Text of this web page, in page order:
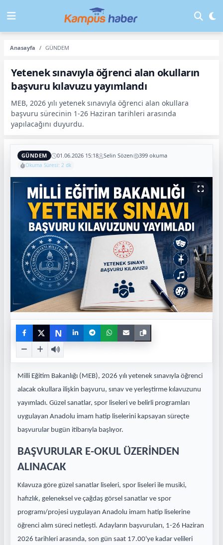
Anasayfa GÜNDEM
Yetenek sınavıyla öğrenci alan okulların
başvuru kılavuzu yayımlandı
MEB, 2026 yılı yetenek sınavıyla öğrenci alan okullara
başvuru sürecinin 1-26 Haziran tarihleri arasında
yapılacağını duyurdu.
GÜNDEM 01.06.2026 15:18 Selin Sözen 399 okuma
Okuma Süresi: 2 dk
N
Milli Eğitim Bakanlığı (MEB), 2026 yılı yetenek sınavıyla öğrenci
alacak okullara ilişkin başvuru, sınav ve yerleştirme kılavuzunu
yayımladı. Güzel sanatlar, spor liseleri ve belirli programları
uygulayan Anadolu imam hatip liselerini kapsayan süreçte
başvurular bugün itibarıyla başlıyor.
BAŞVURULAR E-OKUL ÜZERİNDEN
ALINACAK
Kılavuza göre güzel sanatlar liseleri, spor liseleri ile musiki,
hafızlık, geleneksel ve çağdaş görsel sanatlar ve spor
programı/projesi uygulayan Anadolu imam hatip liselerine
öğrenci alım süreci netleşti. Adayların başvuruları, 1-26 Haziran
2026 tarihleri arasında, son gün saat 17.00'ye kadar velileri